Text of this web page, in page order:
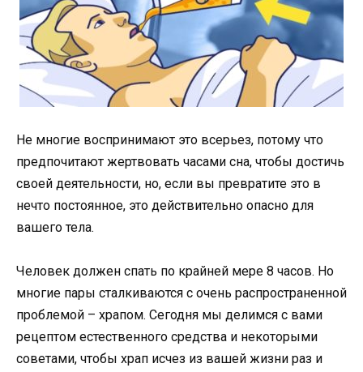
Не многие воспринимают это всерьез, потому что
предпочитают жертвовать часами сна, чтобы достичь
своей деятельности, но, если вы превратите это в
нечто постоянное, это действительно опасно для
вашего тела.
Человек должен спать по крайней мере 8 часов. Но
многие пары сталкиваются с очень распространенной
проблемой – храпом. Сегодня мы делимся с вами
рецептом естественного средства и некоторыми
советами, чтобы храп исчез из вашей жизни раз и